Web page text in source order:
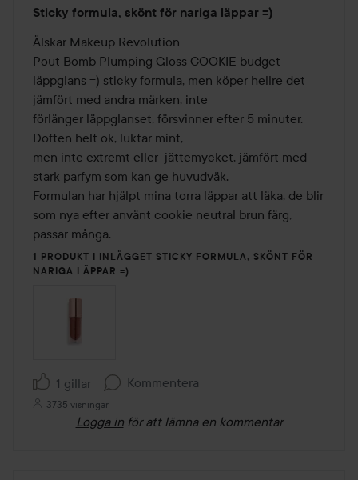
5
av
5
Sticky formula, skönt för nariga läppar =)
Älskar Makeup Revolution
Pout Bomb Plumping Gloss COOKIE budget
läppglans =) sticky formula, men köper hellre det
jämfört med andra märken, inte
förlänger läppglanset, försvinner efter 5 minuter.
Doften helt ok, luktar mint,
men inte extremt eller  jättemycket, jämfört med
stark parfym som kan ge huvudväk.
Formulan har hjälpt mina torra läppar att läka, de blir
som nya efter använt cookie neutral brun färg,
passar många.
1 PRODUKT I INLÄGGET STICKY FORMULA, SKÖNT FÖR
NARIGA LÄPPAR =)
1 gillar Kommentera
3735 visningar
Logga in för att lämna en kommentar